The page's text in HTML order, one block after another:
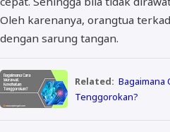
Oleh karenanya, orangtua
dengan sarung tangan.
Related: Bagaimana
Tenggorokan?